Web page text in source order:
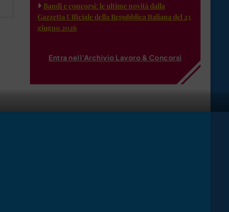
Bandi e concorsi: le ultime novità dalla
Gazzetta Ufficiale della Repubblica Italiana del 23
giugno 2026
Entra nell'Archivio Lavoro & Concorsi